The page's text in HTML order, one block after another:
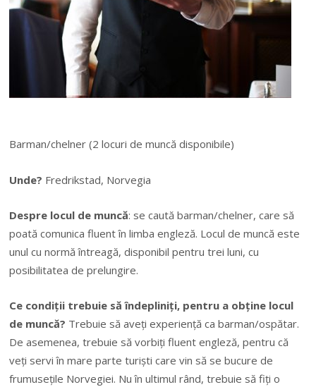
Barman/chelner (2 locuri de muncă disponibile)
Unde? Fredrikstad, Norvegia
Despre locul de muncă: se caută barman/chelner, care să
poată comunica fluent în limba engleză. Locul de muncă este
unul cu normă întreagă, disponibil pentru trei luni, cu
posibilitatea de prelungire.
Ce condiții trebuie să îndepliniți, pentru a obține locul
de muncă? Trebuie să aveți experiență ca barman/ospătar.
De asemenea, trebuie să vorbiți fluent engleză, pentru că
veți servi în mare parte turiști care vin să se bucure de
frumusețile Norvegiei. Nu în ultimul rând, trebuie să fiți o